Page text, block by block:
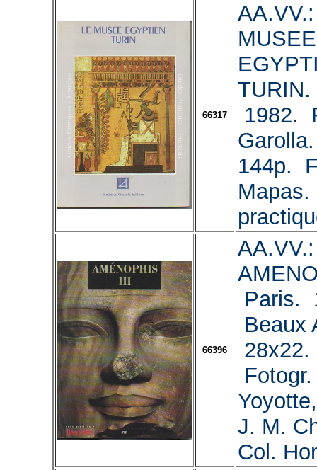
66317
MUSEE
1982.
144p.
Mapas.
66396
AA.VV.:
Paris.
Beaux
28x22.
J. M.
Col.